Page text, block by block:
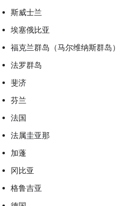
斯威士兰
埃塞俄比亚
福克兰群岛（马尔维纳斯群岛）
法罗群岛
斐济
芬兰
法国
法属圭亚那
加蓬
冈比亚
格鲁吉亚